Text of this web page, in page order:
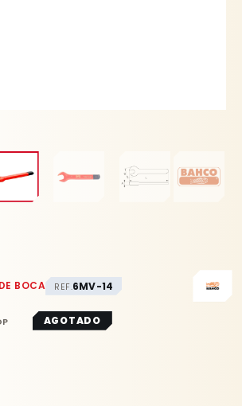
BOCA REF.6MV-14
AGOTADO